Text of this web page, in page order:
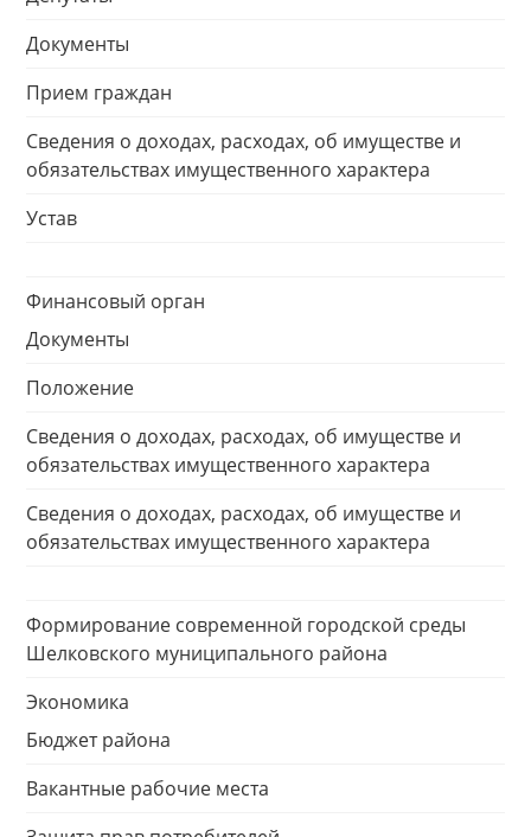
Документы
Прием граждан
Сведения о доходах, расходах, об имуществе и
обязательствах имущественного характера
Устав
Финансовый орган
Документы
Положение
Сведения о доходах, расходах, об имуществе и
обязательствах имущественного характера
Сведения о доходах, расходах, об имуществе и
обязательствах имущественного характера
Формирование современной городской среды
Шелковского муниципального района
Экономика
Бюджет района
Вакантные рабочие места